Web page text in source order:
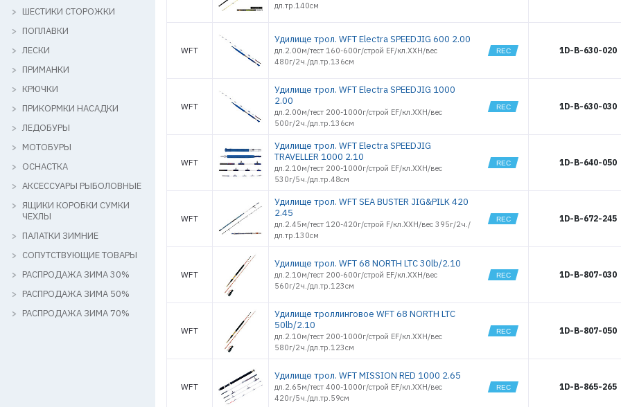
ПАРОЛЬ
ШЕСТИКИ СТОРОЖКИ
ПОПЛАВКИ
ЛЕСКИ
ПРИМАНКИ
КРЮЧКИ
ПРИКОРМКИ НАСАДКИ
ЛЕДОБУРЫ
МОТОБУРЫ
ОСНАСТКА
АКСЕССУАРЫ РЫБОЛОВНЫЕ
ЯЩИКИ КОРОБКИ СУМКИ
ЧЕХЛЫ
ПАЛАТКИ ЗИМНИЕ
СОПУТСТВУЮЩИЕ ТОВАРЫ
РАСПРОДАЖА ЗИМА 30%
РАСПРОДАЖА ЗИМА 50%
РАСПРОДАЖА ЗИМА 70%
дл.тр.140см
WFT
Удилище трол. WFT Electra SPEEDJIG 600 2.00
дл.2.00м/тест 160-600г/строй EF/кл.XXH/вес
480г/2ч./дл.тр.136см
1D-B-630-020
WFT
Удилище трол. WFT Electra SPEEDJIG 1000
2.00
дл.2.00м/тест 200-1000г/строй EF/кл.XXH/вес
500г/2ч./дл.тр.136см
1D-B-630-030
WFT
Удилище трол. WFT Electra SPEEDJIG
TRAVELLER 1000 2.10
дл.2.10м/тест 200-1000г/строй EF/кл.XXH/вес
530г/5ч./дл.тр.48см
1D-B-640-050
WFT
Удилище трол. WFT SEA BUSTER JIG&PILK 420
2.45
дл.2.45м/тест 120-420г/строй F/кл.XXH/вес 395г/2ч./
дл.тр.130см
1D-B-672-245
WFT
Удилище трол. WFT 68 NORTH LTC 30lb/2.10
дл.2.10м/тест 200-600г/строй EF/кл.XXH/вес
560г/2ч./дл.тр.123см
1D-B-807-030
WFT
Удилище троллинговое WFT 68 NORTH LTC
50lb/2.10
дл.2.10м/тест 200-1000г/строй EF/кл.XXH/вес
580г/2ч./дл.тр.123см
1D-B-807-050
WFT
Удилище трол. WFT MISSION RED 1000 2.65
дл.2.65м/тест 400-1000г/строй EF/кл.XXH/вес
420г/5ч./дл.тр.59см
1D-B-865-265